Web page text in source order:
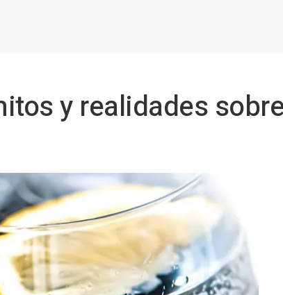
y realidades